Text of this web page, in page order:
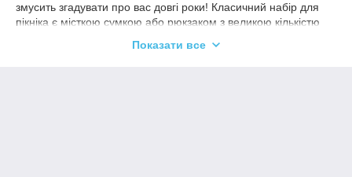
змусить згадувати про вас довгі роки! Класичний набір для
пікніка є місткою сумкою або рюкзаком з великою кількістю
Показати все